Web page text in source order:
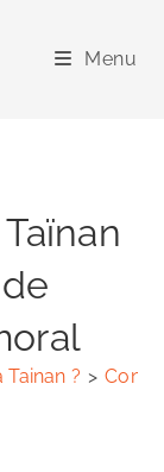
Menu
? >